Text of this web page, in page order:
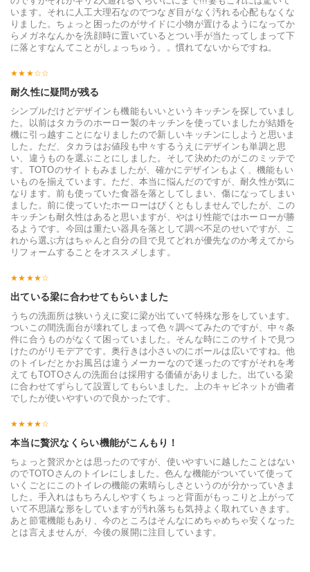
います。それに人工大理石なのでつなぎ目がなく汚れる心配もなくな
りました。ちょっと困ったのがサイドに小物が置けるようになってか
らメガネなんかを洗顔時に置いているとつい手が当たってしまって下
に落とすなんてことがしょっちゅう。。慣れてないからですね。
耐久性に疑問が残る
シンプルだけどデザインも機能もいいというキッチンを探していまし
た。以前はタカラのホーロー製のキッチンを使っていましたが結婚を
機に引っ越すことになりましたので新しいキッチンにしようと思いま
した。ただ、タカラはお値段も中々するうえにデザインも単調と思
い、違うものを選ぶことにしました。そして決めたのがこのミッテで
す。TOTOのサイトもみましたが、確かにデザインもよく、機能もい
いものを揃えています。ただ、本当に悩んだのですが、耐久性が気に
なります。前も使っていた食器を落としてしまい、傷になってしまい
ました。前に使っていたホーローはびくともしませんでしたが、この
キッチンも耐久性はあると思いますが、やはり性能ではホーローが勝
るようです。今回は重たい器具を落として調べ不足のせいですが、こ
れから選ぶ方はちゃんと自分の目で見てどれが優先なのか考えてから
リフォームすることをオススメします。
出ている梁に合わせてもらいました
うちの洗面所は狭いうえに変に梁が出ていて特殊な形をしています。
ついこの間洗面台が壊れてしまって色々調べてみたのですが、中々条
件に合うものがなくて困っていました。そんな時にこのサイトで見つ
けたのがリモデアです。奥行きは小さいのにボールは広いですね。他
のトイレだとかお風呂は違うメーカーなので迷ったのですがそれを考
えてもTOTOさんの洗面台は採用する価値がありました。出ている梁
に合わせてずらして設置してもらいました。上のキャビネットが曲者
でしたが使いやすいので良かったです。
本当に贅沢なくらい機能がこんもり！
ちょっと贅沢かとは思ったのですが、使いやすいに越したことはない
のでTOTOさんのトイレにしました。色んな機能がついていて使って
いくごとにこのトイレの機能の素晴らしさというのが分かっていきま
した。手入れはもちろんしやすくちょっと背面がもっこりと上がって
いて不思議な形をしていますが汚れ落ちも気持よく取れていきます。
あと節電機能もあり、今のところはそんなにめちゃめちゃ安くなった
とは言えませんが、今後の展開に注目しています。